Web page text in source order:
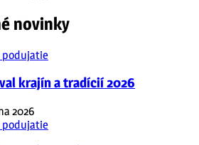
novinky
podujatie
krajín a tradícií 2026
2026
podujatie